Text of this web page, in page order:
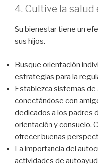
4. Cultive la salud
Su bienestar tiene un
sus hijos.
Busque orientación
estrategias para la
Establezca sistemas
conectándose con
dedicados a los padres
orientación y consuelo.
ofrecer buenas
La importancia del
actividades de